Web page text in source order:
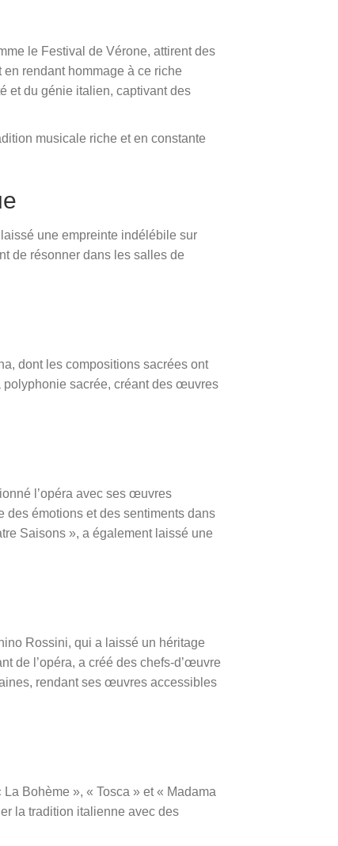
le Festival de Vérone, attirent des
rendant hommage à ce riche
et du génie italien, captivant des
musicale riche et en constante
une empreinte indélébile sur
de résonner dans les salles de
dont les compositions sacrées ont
polyphonie sacrée, créant des œuvres
l’opéra avec ses œuvres
des émotions et des sentiments dans
Saisons », a également laissé une
Rossini, qui a laissé un héritage
de l’opéra, a créé des chefs-d’œuvre
rendant ses œuvres accessibles
Bohème », « Tosca » et « Madama
la tradition italienne avec des